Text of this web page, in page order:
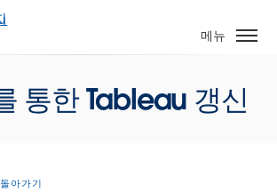
메뉴
통한 Tableau 갱신
아가기